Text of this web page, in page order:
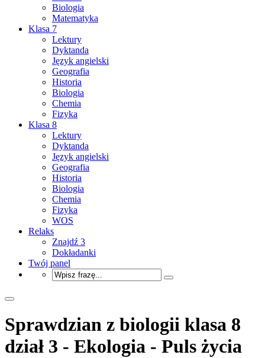
Biologia
Matematyka
Klasa 7
Lektury
Dyktanda
Język angielski
Geografia
Historia
Biologia
Chemia
Fizyka
Klasa 8
Lektury
Dyktanda
Język angielski
Geografia
Historia
Biologia
Chemia
Fizyka
WOS
Relaks
Znajdź 3
Dokładanki
Twój panel
Sprawdzian z biologii klasa 8
dział 3 - Ekologia - Puls życia